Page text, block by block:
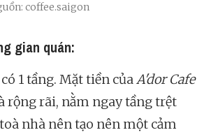
coffee.saigon
gian quán:
1 tầng. Mặt tiền củaA'dor Cafe
rộng rãi, nằm ngay tầng trệt
nhà nên tạo nên một cảm